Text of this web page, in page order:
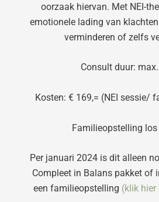
oorzaak hiervan. Met NEI-
emotionele lading van
verminderen of zelfs
Consult duur:
Kosten: € 169,= (NEI sessie/
Familieopstelling los
Per januari 2024 is dit alleen
Compleet in Balans pakket of
een familieopstelling (klik hier